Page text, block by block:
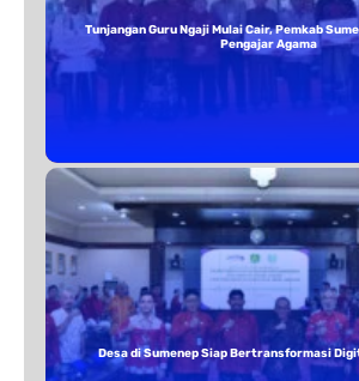
Tunjangan Guru Ngaji Mulai Cair, Pemkab
Pengajar Agama
Desa di Sumenep Siap Bertransformasi